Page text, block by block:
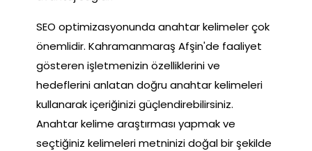
SEO optimizasyonunda anahtar kelimeler çok
önemlidir. Kahramanmaraş Afşin'de faaliyet
gösteren işletmenizin özelliklerini ve
hedeflerini anlatan doğru anahtar kelimeleri
kullanarak içeriğinizi güçlendirebilirsiniz.
Anahtar kelime araştırması yapmak ve
seçtiğiniz kelimeleri metninizi doğal bir şekilde